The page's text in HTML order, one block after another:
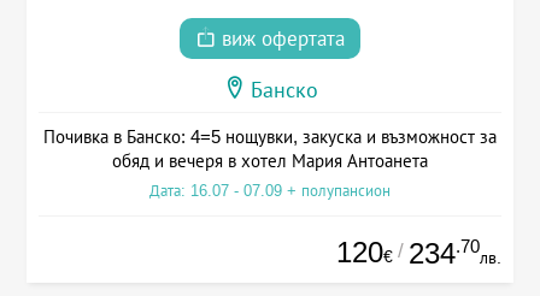
виж офертата
Банско
Почивка в Банско: 4=5 нощувки, закуска и възможност за
обяд и вечеря в хотел Мария Антоанета
Дата: 16.07 - 07.09 + полупансион
120€ / 234.70
лв.